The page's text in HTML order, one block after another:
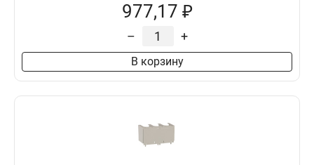
977,17 ₽
– +
В корзину